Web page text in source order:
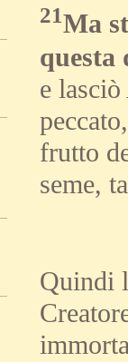
21Ma
questa
e
frutto
seme,
Quindi